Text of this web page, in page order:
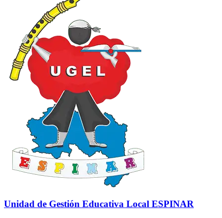
Unidad de Gestión Educativa Local ESPINAR